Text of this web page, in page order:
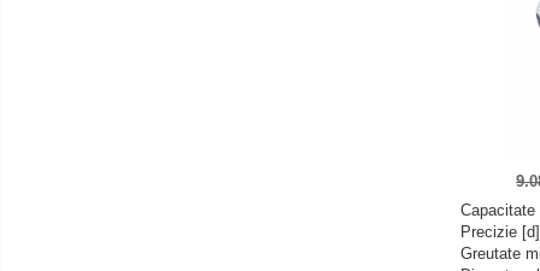
Capacitate
Precizie
Greutate